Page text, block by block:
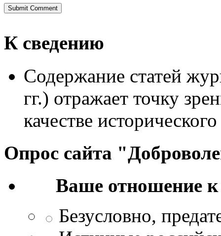
К сведению
Содержание статей
гг.) отражает точку
качестве
Опрос сайта
Ваше отношение
Безусловно,